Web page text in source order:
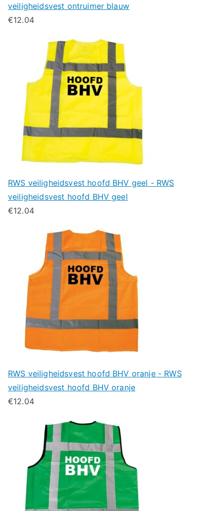
veiligheidsvest ontruimer blauw
€12.04
RWS veiligheidsvest hoofd BHV geel - RWS
veiligheidsvest hoofd BHV geel
€12.04
RWS veiligheidsvest hoofd BHV oranje - RWS
veiligheidsvest hoofd BHV oranje
€12.04